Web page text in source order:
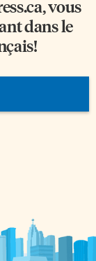
, vous
dans le